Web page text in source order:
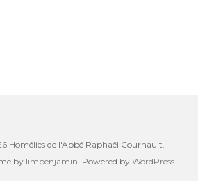
Homélies de l'Abbé Raphaël Cournault.
by limbenjamin. Powered by WordPress.